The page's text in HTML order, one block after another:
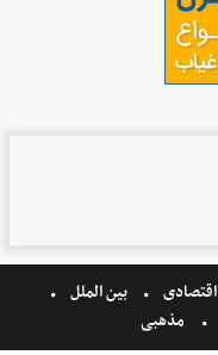
اقتصادی
بین الملل
مذهبی